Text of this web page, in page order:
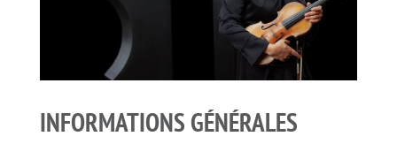
INFORMATIONS GÉNÉRALES